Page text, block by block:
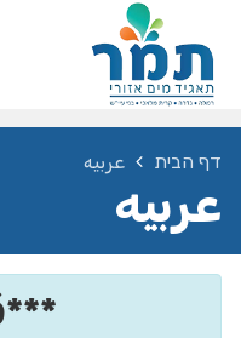
דף הבית عربيه
عربيه